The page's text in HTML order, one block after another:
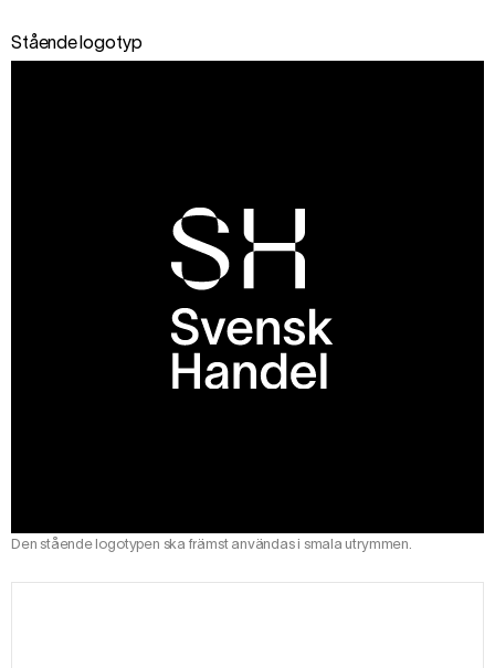
Stående logotyp
Den stående logotypen ska främst användas i smala utrymmen.